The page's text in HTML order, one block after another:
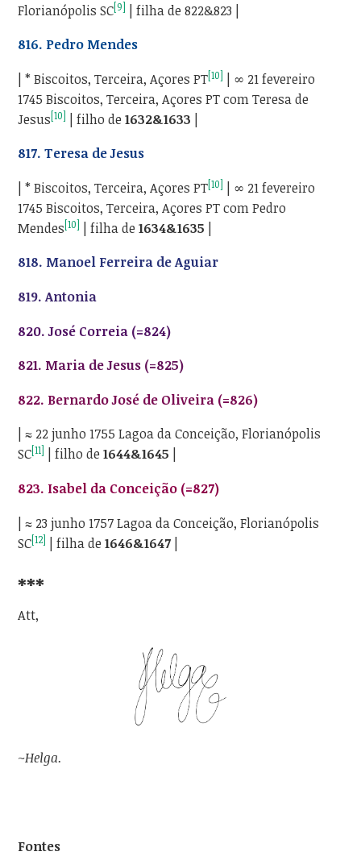
Florianópolis SC[9] | filha de 822&823 |
816. Pedro Mendes
| * Biscoitos, Terceira, Açores PT[10] | ∞ 21 fevereiro
1745 Biscoitos, Terceira, Açores PT com Teresa de
Jesus[10] | filho de1632&1633 |
817.Teresa de Jesus
| * Biscoitos, Terceira, Açores PT[10]
| ∞ 21 fevereiro
1745 Biscoitos, Terceira, Açores PT com Pedro
Mendes[10] | filha de1634&1635
818. Manoel Ferreira de Aguiar
819.Antonia
820.José Correia (=824)
821. Maria de Jesus (=825)
822. Bernardo José de Oliveira (=826)
| ≈ 22 junho 1755 Lagoa da Conceição, Florianópolis
SC[11] | filho de1644&1645
823. Isabel da Conceição (=827)
| ≈ 23 junho 1757 Lagoa da Conceição, Florianópolis
SC[12] | filha de1646&1647 |
***
Att,
~Helga.
Fontes